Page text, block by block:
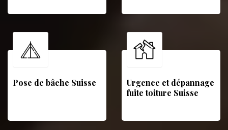
Pose de bâche Suisse
Urgence et dépannage
fuite toiture Suisse